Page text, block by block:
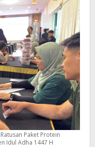
Paket Protein
Idul Adha 1447 H